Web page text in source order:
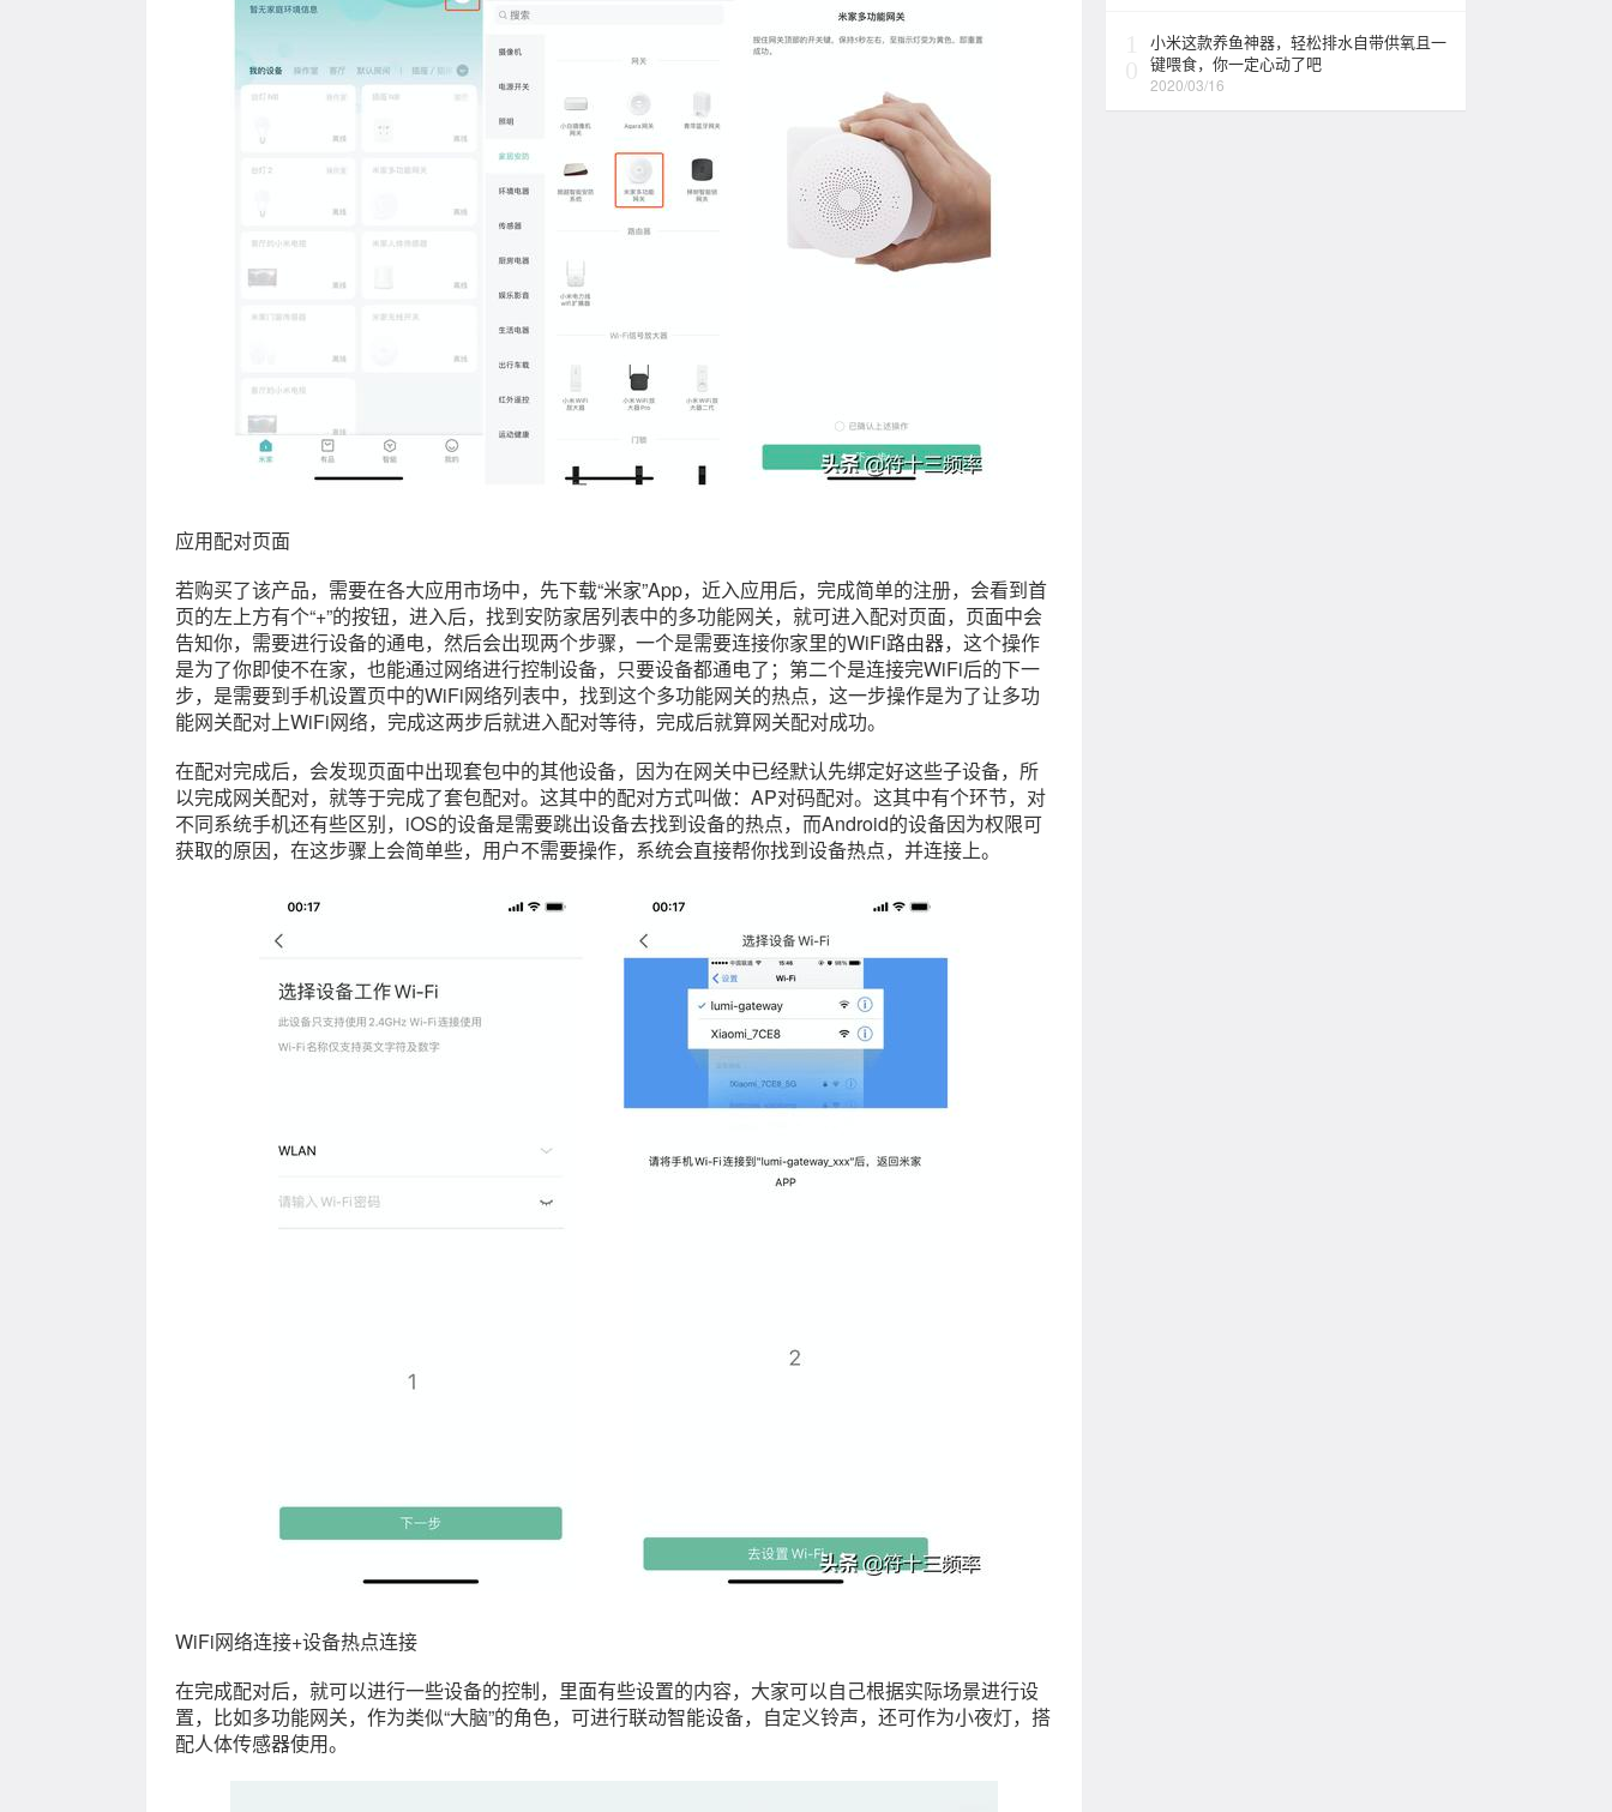
应用配对页面
若购买了该产品，需要在各大应用市场中，先下载“米家”App，近入应用后，完成简单的注册，会看到首
页的左上方有个“+”的按钮，进入后，找到安防家居列表中的多功能网关，就可进入配对页面，页面中会
告知你，需要进行设备的通电，然后会出现两个步骤，一个是需要连接你家里的WiFi路由器，这个操作
是为了你即使不在家，也能通过网络进行控制设备，只要设备都通电了；第二个是连接完WiFi后的下一
步，是需要到手机设置页中的WiFi网络列表中，找到这个多功能网关的热点，这一步操作是为了让多功
能网关配对上WiFi网络，完成这两步后就进入配对等待，完成后就算网关配对成功。
在配对完成后，会发现页面中出现套包中的其他设备，因为在网关中已经默认先绑定好这些子设备，所
以完成网关配对，就等于完成了套包配对。这其中的配对方式叫做：AP对码配对。这其中有个环节，对
不同系统手机还有些区别，iOS的设备是需要跳出设备去找到设备的热点，而Android的设备因为权限可
获取的原因，在这步骤上会简单些，用户不需要操作，系统会直接帮你找到设备热点，并连接上。
WiFi网络连接+设备热点连接
在完成配对后，就可以进行一些设备的控制，里面有些设置的内容，大家可以自己根据实际场景进行设
置，比如多功能网关，作为类似“大脑”的角色，可进行联动智能设备，自定义铃声，还可作为小夜灯，搭
配人体传感器使用。
小米这款养鱼神器，轻松排水自带供氧且一
键喂食，你一定心动了吧
2020/03/16